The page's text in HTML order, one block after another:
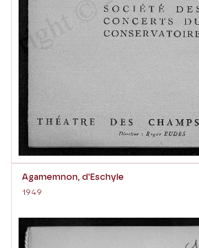
Agamemnon, d'Eschyle
1949